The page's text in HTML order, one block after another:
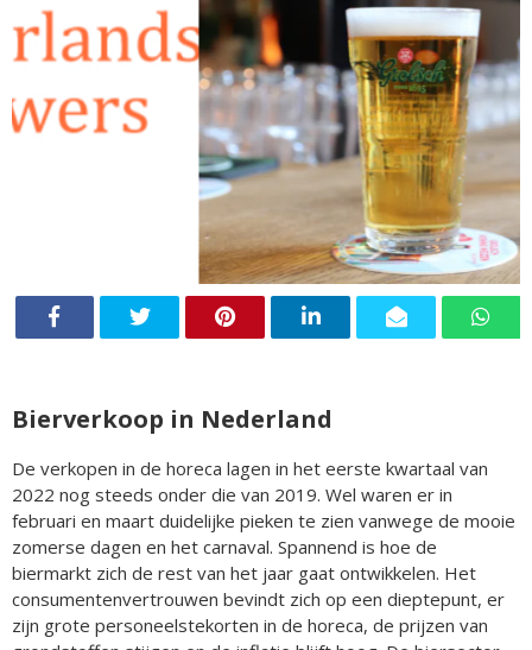
Bierverkoop in Nederland
De verkopen in de horeca lagen in het eerste kwartaal van
2022 nog steeds onder die van 2019. Wel waren er in
februari en maart duidelijke pieken te zien vanwege de mooie
zomerse dagen en het carnaval. Spannend is hoe de
biermarkt zich de rest van het jaar gaat ontwikkelen. Het
consumentenvertrouwen bevindt zich op een dieptepunt, er
zijn grote personeelstekorten in de horeca, de prijzen van